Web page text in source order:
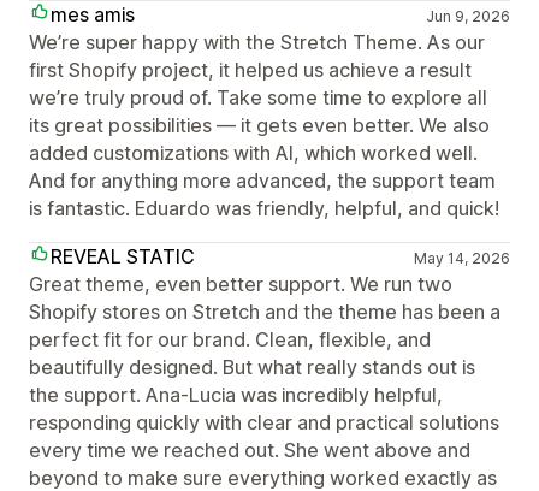
mes amis
Jun 9, 2026
We’re super happy with the Stretch Theme. As our
first Shopify project, it helped us achieve a result
we’re truly proud of. Take some time to explore all
its great possibilities — it gets even better. We also
added customizations with AI, which worked well.
And for anything more advanced, the support team
is fantastic. Eduardo was friendly, helpful, and quick!
REVEAL STATIC
May 14, 2026
Great theme, even better support. We run two
Shopify stores on Stretch and the theme has been a
perfect fit for our brand. Clean, flexible, and
beautifully designed. But what really stands out is
the support. Ana-Lucia was incredibly helpful,
responding quickly with clear and practical solutions
every time we reached out. She went above and
beyond to make sure everything worked exactly as